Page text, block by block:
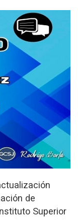
de
Superior